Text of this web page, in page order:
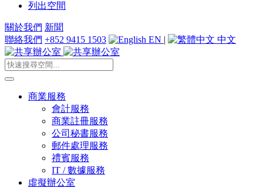
列出空間
關於我們 新聞
聯絡我們 +852 9415 1503 EN | 中文
商業服務
會計服務
商業註冊服務
公司秘書服務
郵件處理服務
禮賓服務
IT / 數據服務
虛擬辦公室